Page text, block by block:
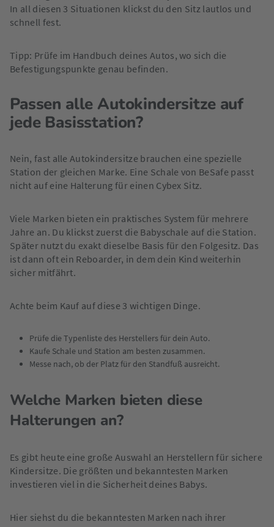
In all diesen 3 Situationen klickst du den Sitz lautlos und
schnell fest.
Tipp: Prüfe im Handbuch deines Autos, wo sich die
Befestigungspunkte genau befinden.
Passen alle Autokindersitze auf
jede Basisstation?
Nein, fast alle Autokindersitze brauchen eine spezielle
Station der gleichen Marke. Eine Schale von BeSafe passt
nicht auf eine Halterung für einen Cybex Sitz.
Viele Marken bieten ein praktisches System für mehrere
Jahre an. Du klickst zuerst die Babyschale auf die Station.
Später nutzt du exakt dieselbe Basis für den Folgesitz. Das
ist dann oft ein Reboarder, in dem dein Kind weiterhin
sicher mitfährt.
Achte beim Kauf auf diese 3 wichtigen Dinge.
Prüfe die Typenliste des Herstellers für dein Auto.
Kaufe Schale und Station am besten zusammen.
Messe nach, ob der Platz für den Standfuß ausreicht.
Welche Marken bieten diese
Halterungen an?
Es gibt heute eine große Auswahl an Herstellern für sichere
Kindersitze. Die größten und bekanntesten Marken
investieren viel in die Sicherheit deines Babys.
Hier siehst du die bekanntesten Marken nach ihrer